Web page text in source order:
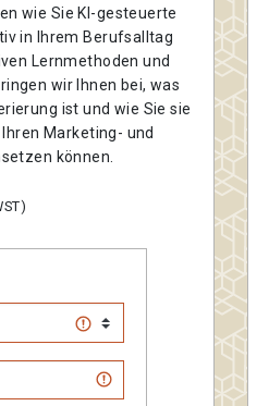
wie Sie KI-gesteuerte
in Ihrem Berufsalltag
Lernmethoden und
wir Ihnen bei, was
ist und wie Sie sie
Marketing- und
können.